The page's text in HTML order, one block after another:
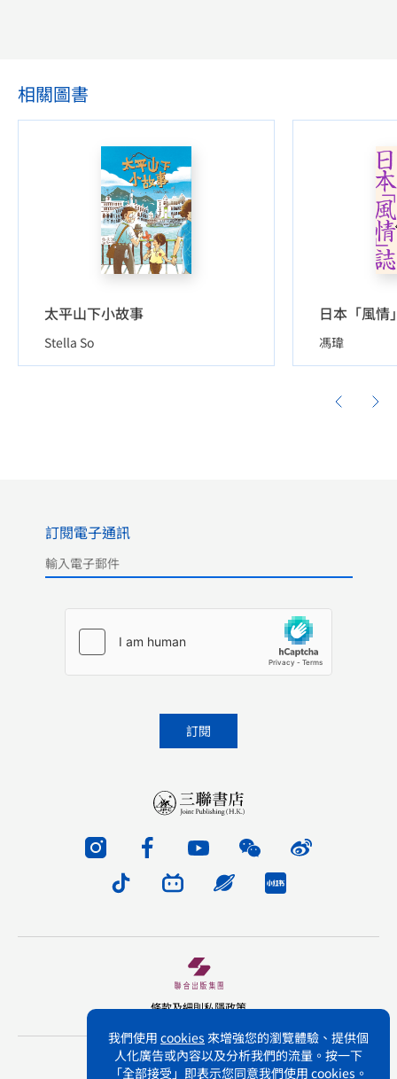
我們使用 cookies 來增強您的瀏覽體驗、提供個
人化廣告或內容以及分析我們的流量。按一下
「全部接受」即表示您同意我們使用 cookies 。
相關圖書
太平山下小故事
Stella So
日本「風情
馮瑋
訂閱電子通訊
版權所有 不得轉載 三聯書店(香港)有限公司
條款及細則私隱政策